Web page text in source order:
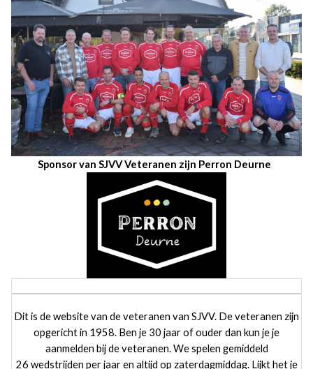
Sponsor van SJVV Veteranen zijn Perron Deurne
Dit is de website van de veteranen van SJVV. De veteranen zijn
opgericht in 1958. Ben je 30 jaar of ouder dan kun je je
aanmelden bij de veteranen. We spelen gemiddeld
26 wedstrijden per jaar en altijd op zaterdagmiddag. Lijkt het je